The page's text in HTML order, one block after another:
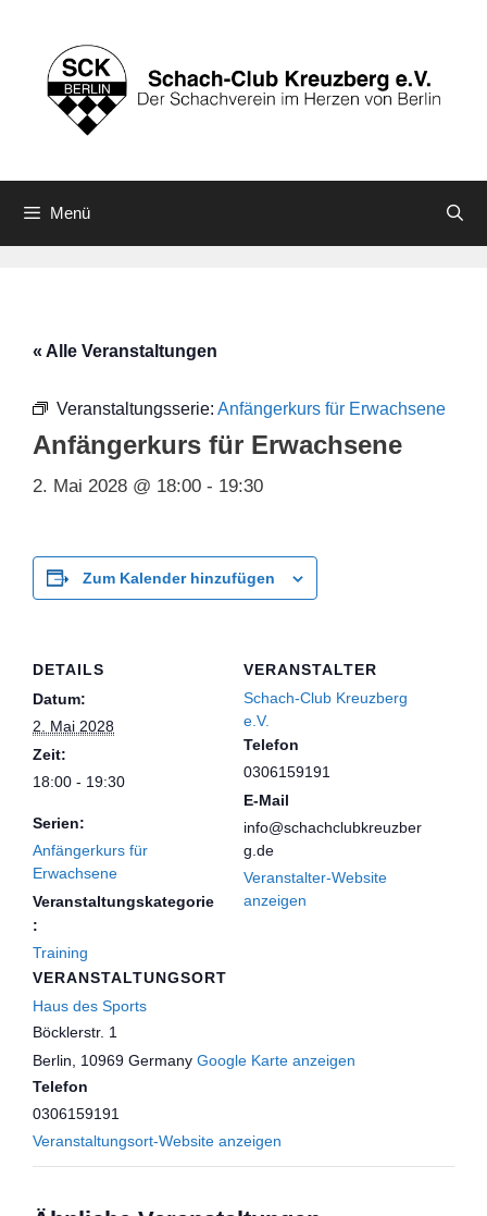
springen
Menü
« Alle Veranstaltungen
Veranstaltungsserie: Anfängerkurs für Erwachsene
Anfängerkurs für Erwachsene
2. Mai 2028 @ 18:00 - 19:30
Zum Kalender hinzufügen
DETAILS
Datum:
2. Mai 2028
Zeit:
18:00 - 19:30
Serien:
Anfängerkurs für
Erwachsene
Veranstaltungskategorie
:
Training
VERANSTALTUNGSORT
Haus des Sports
Böcklerstr. 1
Berlin
10969 Germany Google Karte anzeigen
Telefon
0306159191
Veranstaltungsort-Website anzeigen
VERANSTALTER
Schach-Club Kreuzberg
e.V.
Telefon
0306159191
E-Mail
info@schachclubkreuzber
g.de
Veranstalter-Website
anzeigen